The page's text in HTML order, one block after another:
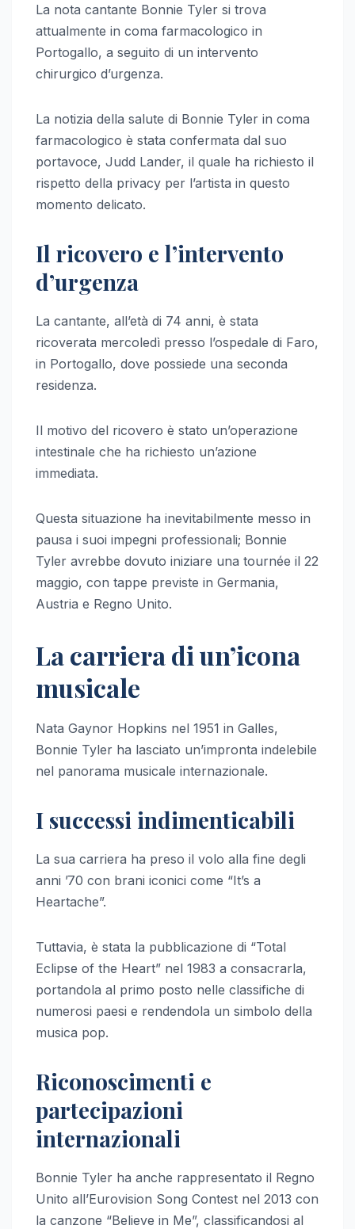
La nota cantante Bonnie Tyler si trova
attualmente in coma farmacologico in
Portogallo, a seguito di un intervento
chirurgico d’urgenza.
La notizia della salute di Bonnie Tyler in coma
farmacologico è stata confermata dal suo
portavoce, Judd Lander, il quale ha richiesto il
rispetto della privacy per l’artista in questo
momento delicato.
Il ricovero e l’intervento
d’urgenza
La cantante, all’età di 74 anni, è stata
ricoverata mercoledì presso l’ospedale di Faro,
in Portogallo, dove possiede una seconda
residenza.
Il motivo del ricovero è stato un’operazione
intestinale che ha richiesto un’azione
immediata.
Questa situazione ha inevitabilmente messo in
pausa i suoi impegni professionali; Bonnie
Tyler avrebbe dovuto iniziare una tournée il 22
maggio, con tappe previste in Germania,
Austria e Regno Unito.
La carriera di un’icona
musicale
Nata Gaynor Hopkins nel 1951 in Galles,
Bonnie Tyler ha lasciato un’impronta indelebile
nel panorama musicale internazionale.
I successi indimenticabili
La sua carriera ha preso il volo alla fine degli
anni ’70 con brani iconici come “It’s a
Heartache”.
Tuttavia, è stata la pubblicazione di “Total
Eclipse of the Heart” nel 1983 a consacrarla,
portandola al primo posto nelle classifiche di
numerosi paesi e rendendola un simbolo della
musica pop.
Riconoscimenti e
partecipazioni
internazionali
Bonnie Tyler ha anche rappresentato il Regno
Unito all’Eurovision Song Contest nel 2013 con
la canzone “Believe in Me”, classificandosi al